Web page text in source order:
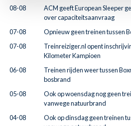
08-08
ACM geeft European Sleeper
over capaciteitsaanvraag
07-08
Opnieuw geen treinen tussen
07-08
Treinreiziger.nl opent
Kilometer Kampioen
06-08
Treinen rijden weer tussen
bosbrand
05-08
Ook op woensdag nog geen
vanwege natuurbrand
04-08
Ook op dinsdag geen treinen